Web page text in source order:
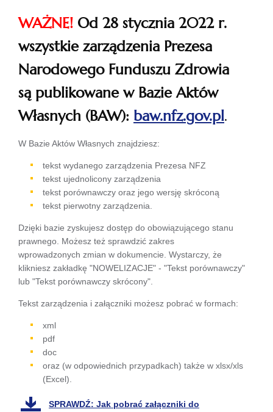
WAŻNE! Od 28 stycznia 2022 r.
wszystkie zarządzenia Prezesa
Narodowego Funduszu Zdrowia
są publikowane w Bazie Aktów
Własnych (BAW): baw.nfz.gov.pl
otwiera
się w
nowej
karcie
.
W Bazie Aktów Własnych znajdziesz:
tekst wydanego zarządzenia Prezesa NFZ
tekst ujednolicony zarządzenia
tekst porównawczy oraz jego wersję skróconą
tekst pierwotny zarządzenia.
Dzięki bazie zyskujesz dostęp do obowiązującego stanu
prawnego. Możesz też sprawdzić zakres
wprowadzonych zmian w dokumencie. Wystarczy, że
klikniesz zakładkę "NOWELIZACJE" - "Tekst porównawczy"
lub "Tekst porównawczy skrócony".
Tekst zarządzenia i załączniki możesz pobrać w formach:
xml
pdf
doc
oraz (w odpowiednich przypadkach) także w xlsx/xls
(Excel).
SPRAWDŹ: Jak pobrać załączniki do